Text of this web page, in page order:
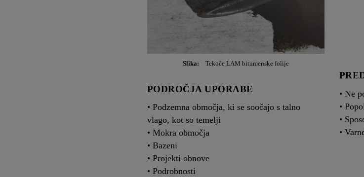
Slika: Tekoče LAM bitumenske folije
PODROČJA UPORABE
• Podzemna območja, ki se soočajo s talno
vlago, kot so temelji
• Mokra območja
• Bazeni
• Projekti obnove
• Podrobnosti
• Ne
•
•
•